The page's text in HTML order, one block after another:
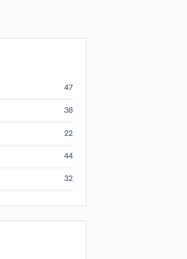
47
38
22
44
32